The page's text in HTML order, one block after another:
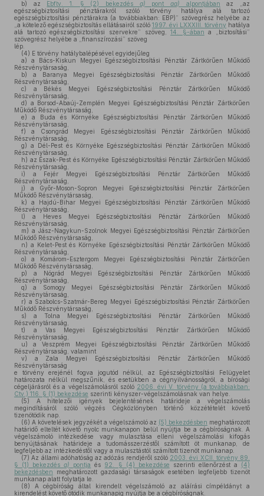
b) az Ebftv. 1. § (2) bekezdés a) pontaa) alpontjában az „az
egészségbiztosítási pénztárakról szóló törvény hatálya alá tartozó
egészségbiztosítási pénztárakra (a továbbiakban: EBP)” szövegrész helyébe az
„a kötelező egészségbiztosítás ellátásairól szóló 1997. évi LXXXIII. törvény hatálya
alá tartozó egészségbiztosítási szervekre” szöveg,14. §-ában a „biztosítási”
szövegrész helyébe a „finanszírozási” szöveg
lép.
(4) E törvény hatálybalépésével egyidejűleg
a) a Bács-Kiskun Megyei Egészségbiztosítási Pénztár Zártkörűen Működő
Részvénytársaság,
b) a Baranya Megyei Egészségbiztosítási Pénztár Zártkörűen Működő
Részvénytársaság,
c) a Békés Megyei Egészségbiztosítási Pénztár Zártkörűen Működő
Részvénytársaság,
d) a Borsod-Abaúj-Zemplén Megyei Egészségbiztosítási Pénztár Zártkörűen
Működő Részvénytársaság,
e) a Buda és Környéke Egészségbiztosítási Pénztár Zártkörűen Működő
Részvénytársaság,
f) a Csongrád Megyei Egészségbiztosítási Pénztár Zártkörűen Működő
Részvénytársaság,
g) a Dél-Pest és Környéke Egészségbiztosítási Pénztár Zártkörűen Működő
Részvénytársaság,
h) az Észak-Pest és Környéke Egészségbiztosítási Pénztár Zártkörűen Működő
Részvénytársaság,
i) a Fejér Megyei Egészségbiztosítási Pénztár Zártkörűen Működő
Részvénytársaság,
j) a Győr-Moson-Sopron Megyei Egészségbiztosítási Pénztár Zártkörűen
Működő Részvénytársaság,
k) a Hajdú-Bihar Megyei Egészségbiztosítási Pénztár Zártkörűen Működő
Részvénytársaság,
l) a Heves Megyei Egészségbiztosítási Pénztár Zártkörűen Működő
Részvénytársaság,
m) a Jász-Nagykun-Szolnok Megyei Egészségbiztosítási Pénztár Zártkörűen
Működő Részvénytársaság,
n) a Kelet-Pest és Környéke Egészségbiztosítási Pénztár Zártkörűen Működő
Részvénytársaság,
o) a Komárom-Esztergom Megyei Egészségbiztosítási Pénztár Zártkörűen
Működő Részvénytársaság,
p) a Nógrád Megyei Egészségbiztosítási Pénztár Zártkörűen Működő
Részvénytársaság,
q) a Somogy Megyei Egészségbiztosítási Pénztár Zártkörűen Működő
Részvénytársaság,
r) a Szabolcs-Szatmár-Bereg Megyei Egészségbiztosítási Pénztár Zártkörűen
Működő Részvénytársaság,
s) a Tolna Megyei Egészségbiztosítási Pénztár Zártkörűen Működő
Részvénytársaság,
t) a Vas Megyei Egészségbiztosítási Pénztár Zártkörűen Működő
Részvénytársaság,
u) a Veszprém Megyei Egészségbiztosítási Pénztár Zártkörűen Működő
Részvénytársaság, valamint
v) a Zala Megyei Egészségbiztosítási Pénztár Zártkörűen Működő
Részvénytársaság
e törvény erejénél fogva jogutód nélkül, az Egészségbiztosítási Felügyelet
határozata nélkül megszűnik, és esetükben a cégnyilvánosságról, a bírósági
cégeljárásról és a végelszámolásról szóló 2006. évi V. törvény (a továbbiakban:
Ctv.) 116. § (1) bekezdése szerinti kényszer-végelszámolásnak van helye.
(5) A hitelezői igények bejelentésének határideje a végelszámolás
megindításáról szóló végzés Cégközlönyben történő közzétételét követő
tizenötödik nap.
(6) A követelések jegyzékét a végelszámoló az (5) bekezdésben meghatározott
határidő elteltét követő nyolc munkanapon belül nyújtja be a cégbíróságnak. A
végelszámoló intézkedése vagy mulasztása elleni végelszámolási kifogás
benyújtásának határideje a tudomásszerzéstől számított öt munkanap, de
legfeljebb az intézkedéstől vagy a mulasztástól számított tizenöt munkanap.
(7) Az állami adóhatóság az adózás rendjéről szóló 2003. évi XCII. törvény 89.
§ (1) bekezdésa) pontja és 92. § (4) bekezdése szerinti ellenőrzést a (4)
bekezdésben meghatározott gazdasági társaságok esetében legfeljebb tizenöt
munkanap alatt folytatja le.
(8) A cégbíróság által kirendelt végelszámoló az aláírási címpéldányt a
kirendelést követő ötödik munkanapig nyújtja be a cégbíróságnak.